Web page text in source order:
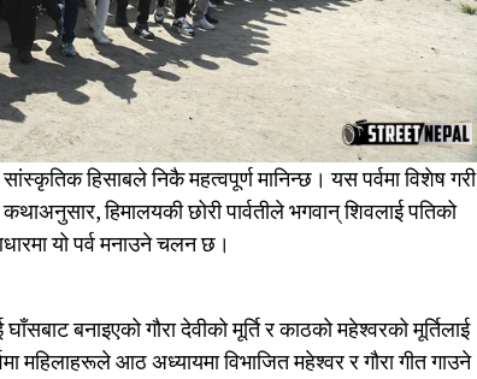
हिसाबले निकै महत्वपूर्ण मानिन्छ। यस पर्वमा विशेष गरी
हिमालयकी छोरी पार्वतीले भगवान् शिवलाई पतिको
यो पर्व मनाउने चलन छ।
बनाइएको गौरा देवीको मूर्ति र काठको महेश्वरको मूर्तिलाई
महिलाहरूले आठ अध्यायमा विभाजित महेश्वर र गौरा गीत गाउने